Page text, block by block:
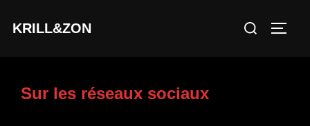
KRILL&ZON Rechercher :
Sur les réseaux sociaux